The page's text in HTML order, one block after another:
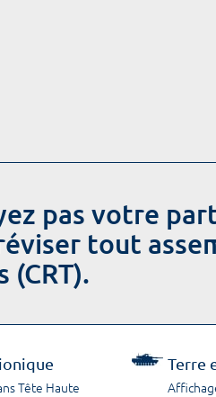
pas votre
tout
(CRT).
Tête Haute
Terre